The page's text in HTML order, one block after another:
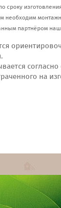
сроку
необходим
партнёром
на